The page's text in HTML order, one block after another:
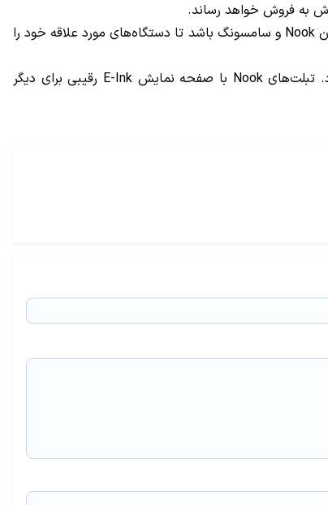
اگرچه طرفداران سامسونگ انتظار شنیدن خبر شروع همکاری این دو شرکت را نداشتند اما این می‌تواند خبر خیلی خوبی برای آن دسته از طرفداران Nook و سامسونگ باشد تا دستگاه‌های مورد علاقه خود را
Barnes & Noble که از بزرگترین کتاب فروشی‌های آمریکا به شمار می‌آید قبلا نیز چند مدل از تبلت‌های Nook خود را به بازار عرضه کرده بود. تبلت‌های Nook با صفحه نمایش E-Ink رقیبی برای دیگر